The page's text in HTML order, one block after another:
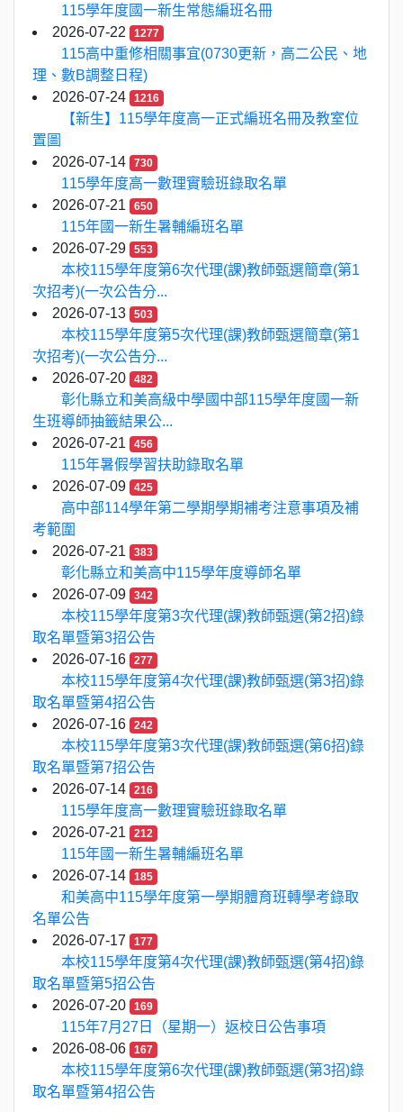
115學年度國一新生常態編班名冊
2026-07-22
1277
115高中重修相關事宜(0730更新，高二公民、地
理、數B調整日程)
2026-07-24
1216
【新生】115學年度高一正式編班名冊及教室位
置圖
2026-07-14
730
115學年度高一數理實驗班錄取名單
2026-07-21
650
115年國一新生暑輔編班名單
2026-07-29
553
本校115學年度第6次代理(課)教師甄選簡章(第1
次招考)(一次公告分...
2026-07-13
503
本校115學年度第5次代理(課)教師甄選簡章(第1
次招考)(一次公告分...
2026-07-20
482
彰化縣立和美高級中學國中部115學年度國一新
生班導師抽籤結果公...
2026-07-21
456
115年暑假學習扶助錄取名單
2026-07-09
425
高中部114學年第二學期學期補考注意事項及補
考範圍
2026-07-21
383
彰化縣立和美高中115學年度導師名單
2026-07-09
342
本校115學年度第3次代理(課)教師甄選(第2招)錄
取名單暨第3招公告
2026-07-16
277
本校115學年度第4次代理(課)教師甄選(第3招)錄
取名單暨第4招公告
2026-07-16
242
本校115學年度第3次代理(課)教師甄選(第6招)錄
取名單暨第7招公告
2026-07-14
216
115學年度高一數理實驗班錄取名單
2026-07-21
212
115年國一新生暑輔編班名單
2026-07-14
185
和美高中115學年度第一學期體育班轉學考錄取
名單公告
2026-07-17
177
本校115學年度第4次代理(課)教師甄選(第4招)錄
取名單暨第5招公告
2026-07-20
169
115年7月27日（星期一）返校日公告事項
2026-08-06
167
本校115學年度第6次代理(課)教師甄選(第3招)錄
取名單暨第4招公告